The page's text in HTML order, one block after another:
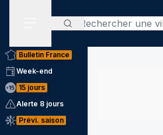
Rechercher
Bulletin France
Week-end
15 jours
Alerte 8 jours
Prévi. saison